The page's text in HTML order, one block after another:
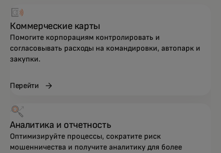
Коммерческие карты
Помогите корпорациям контролировать и
согласовывать расходы на командировки, автопарк и
закупки.
Перейти
Аналитика и отчетность
Оптимизируйте процессы, сократите риск
мошенничества и получите аналитику для более